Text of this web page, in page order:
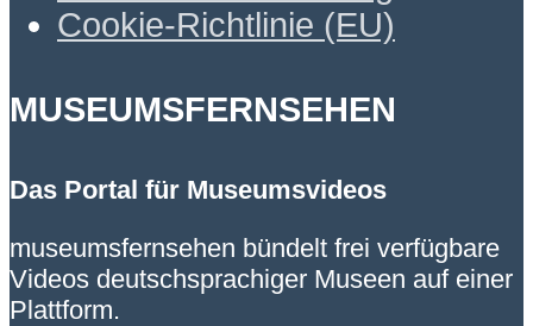
Cookie-Richtlinie (EU)
MUSEUMSFERNSEHEN
Das Portal für Museumsvideos
museumsfernsehen bündelt frei verfügbare
Videos deutschsprachiger Museen auf einer
Plattform.